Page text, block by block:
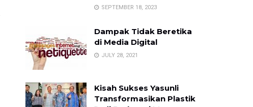
SEPTEMBER 18, 2023
Dampak Tidak Beretika
di Media Digital
JULY 28, 2021
Kisah Sukses Yasunli
Transformasikan Plastik